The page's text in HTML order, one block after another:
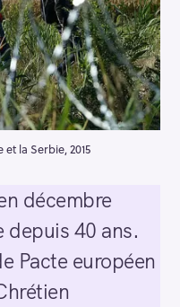
la Serbie, 2015
décembre
depuis 40 ans.
Pacte européen